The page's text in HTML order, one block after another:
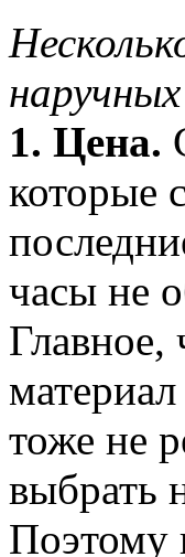
1. Цена.
которые
часы не
тоже не
выбрать
Поэтому